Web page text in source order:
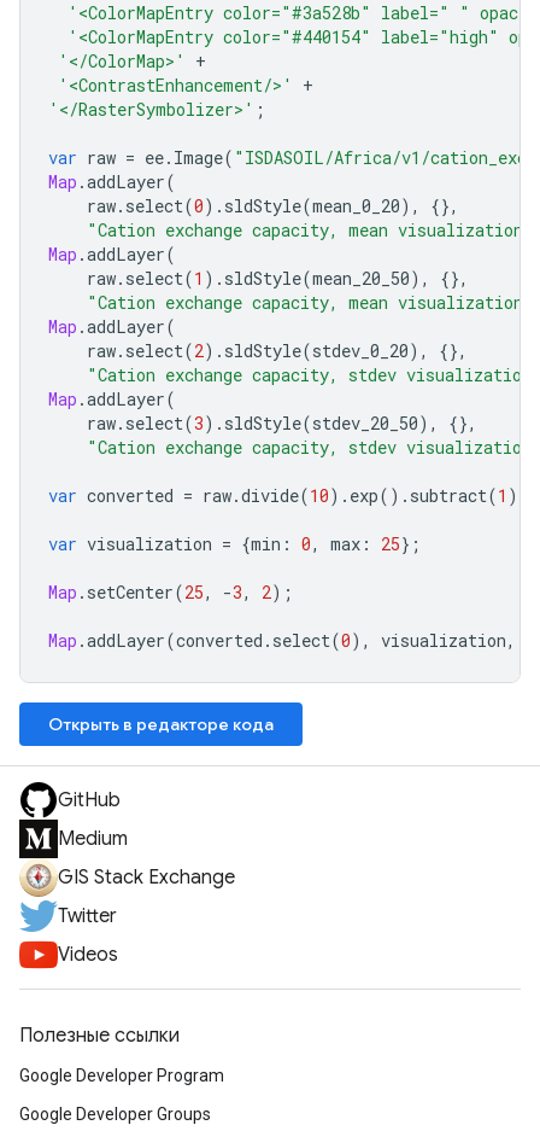
'<ColorMapEntry color="#3a528b" label=" "
'<ColorMapEntry color="#440154" label="high"
'</ColorMap>'
+
'<ContrastEnhancement/>'
+
'</RasterSymbolizer>' ;
var raw = ee. Image( "ISDASOIL/Africa/v1/
Map .addLayer(
raw. select(0). sldStyle(mean_0_20),
{},
"Cation exchange capacity, mean visualization,
Map .addLayer(
raw. select(1 ). sldStyle(mean_20_50),
{},
"Cation exchange capacity, mean visualization,
Map .addLayer(
raw. select(2). sldStyle(stdev_0_20),
{},
"Cation exchange capacity, stdev
Map .addLayer(
raw. select(3). sldStyle(stdev_20_50),
{},
"Cation exchange capacity, stdev
var converted = raw.divide(10). exp(). subtract(1 );
var visualization = {min : 0, max : 25};
Map . setCenter(25, -3, 2);
Map .addLayer(converted . select(0), visualization,
Открыть в редакторе кода
GitHub
Medium
GIS Stack Exchange
Twitter
Videos
Полезные ссылки
Google Developer Program
Google Developer Groups